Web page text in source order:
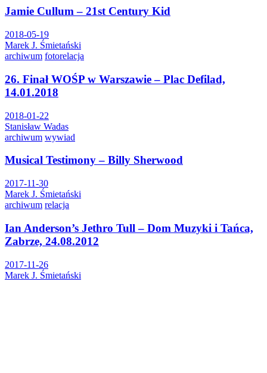
Jamie Cullum – 21st Century Kid
2018-05-19
Marek J. Śmietański
archiwum fotorelacja
26. Finał WOŚP w Warszawie – Plac Defilad,
14.01.2018
2018-01-22
Stanisław Wadas
archiwum wywiad
Musical Testimony – Billy Sherwood
2017-11-30
Marek J. Śmietański
archiwum relacja
Ian Anderson’s Jethro Tull – Dom Muzyki i Tańca,
Zabrze, 24.08.2012
2017-11-26
Marek J. Śmietański